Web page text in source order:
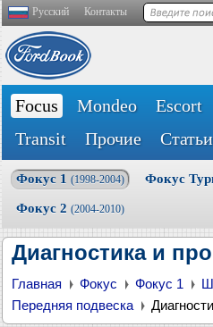
Русский Контакты
Focus Mondeo Escort
Transit
Прочие Статьи
Фокус 1 (1998-2004) Фокус
Фокус 2 (2004-2010)
Диагностика и
Главная Фокус Фокус 1
Передняя подвеска